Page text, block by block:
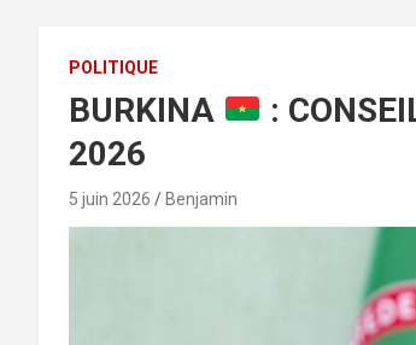
POLITIQUE
BURKINA
:
2026
5 juin 2026 Benjamin